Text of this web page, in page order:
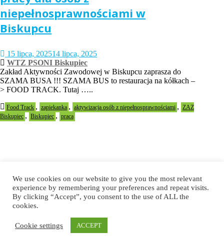
niepełnosprawnościami w
Biskupcu
15 lipca, 202514 lipca, 2025
WTZ PSONI Biskupiec
Zakład Aktywności Zawodowej w Biskupcu zaprasza do
SZAMA BUSA !!! SZAMA BUS to restauracja na kółkach –
> FOOD TRACK. Tutaj …..
Food Track , zapiekanka , aktywizacja osób z niepełnosprawnościami , ZAZ
Biskupiec , Biskupiec , praca
Filmy dokumentalne oczami
reżyserki i zza kamery – operatora
WTZ PSONI Mokrzeszów
Dokument jako gatunek filmowy obrazuje nam świat takim
We use cookies on our website to give you the most relevant
experience by remembering your preferences and repeat visits.
By clicking “Accept”, you consent to the use of ALL the
cookies.
Cookie settings ACCEPT